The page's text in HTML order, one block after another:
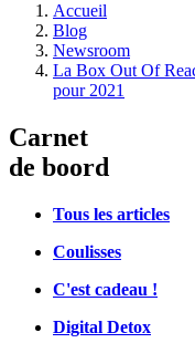
Accueil
Blog
Newsroom
La Box Out Of
pour 2021
Carnet
de boord
Tous les articles
Coulisses
C'est cadeau !
Digital Detox